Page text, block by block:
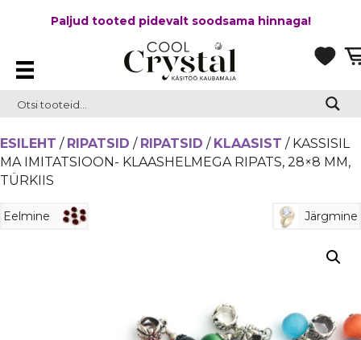
Paljud tooted pidevalt soodsama hinnaga!
ESILEHT / RIPATSID / RIPATSID / KLAASIST / KASSISIL
MA IMITATSIOON- KLAASHELMEGA RIPATS, 28×8 MM,
TÜRKIIS
Eelmine Järgmine